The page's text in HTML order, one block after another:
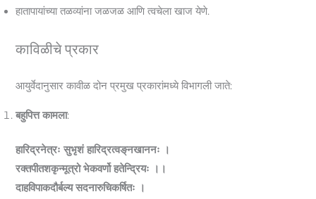
हातापायांच्या तळव्यांना जळजळ आणि त्वचेला खाज येणे.
काविळीचे प्रकार
आयुर्वेदानुसार कावीळ दोन प्रमुख प्रकारांमध्ये विभागली जाते:
बहुपित्त कामला:
हारिद्रनेत्रः सुभृशं हारिद्रत्वङ्‌नखाननः ।
रक्‍तपीतशकृन्मूत्रो भेकवर्णो हतेन्द्रियः ।।
दाहविपाकदौर्बल्य सदनारुचिकर्षितः ।